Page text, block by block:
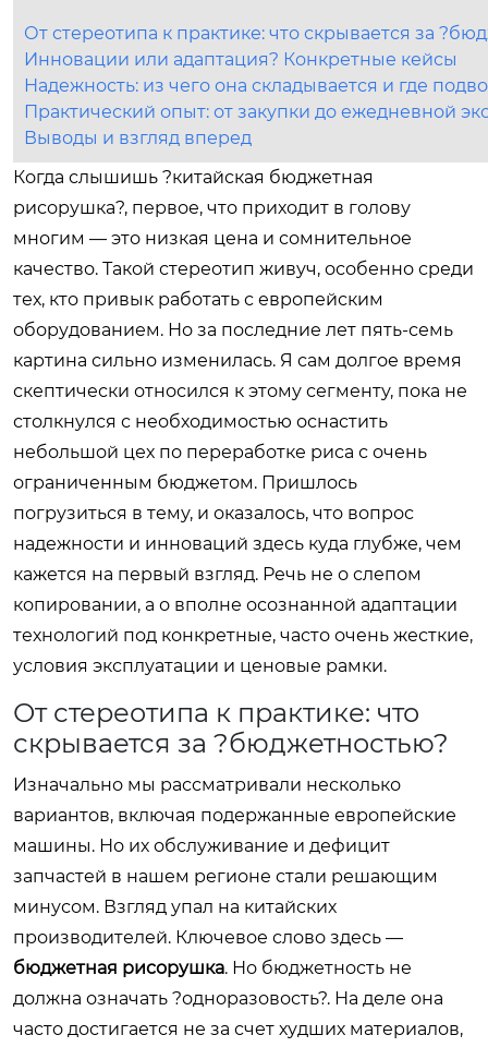
От стереотипа к практике: что скрывается за
Инновации или адаптация? Конкретные кейсы
Надежность: из чего она складывается и где
Практический опыт: от закупки до ежедневной
Выводы и взгляд вперед
Когда слышишь ?китайская бюджетная
рисорушка?, первое, что приходит в голову
многим — это низкая цена и сомнительное
качество. Такой стереотип живуч, особенно среди
тех, кто привык работать с европейским
оборудованием. Но за последние лет пять-семь
картина сильно изменилась. Я сам долгое время
скептически относился к этому сегменту, пока не
столкнулся с необходимостью оснастить
небольшой цех по переработке риса с очень
ограниченным бюджетом. Пришлось
погрузиться в тему, и оказалось, что вопрос
надежности и инноваций здесь куда глубже, чем
кажется на первый взгляд. Речь не о слепом
копировании, а о вполне осознанной адаптации
технологий под конкретные, часто очень жесткие,
условия эксплуатации и ценовые рамки.
От стереотипа к практике: что
скрывается за ?бюджетностью?
Изначально мы рассматривали несколько
вариантов, включая подержанные европейские
машины. Но их обслуживание и дефицит
запчастей в нашем регионе стали решающим
минусом. Взгляд упал на китайских
производителей. Ключевое слово здесь —
бюджетная рисорушка. Но бюджетность не
должна означать ?одноразовость?. На деле она
часто достигается не за счет худших материалов,